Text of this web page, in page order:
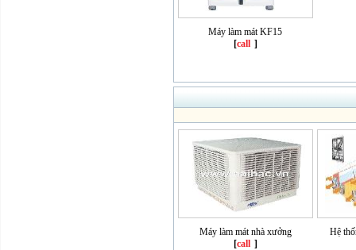
Máy làm mát KF15
[call ]
Máy làm mát nhà xưởng
[call ]
Hệ